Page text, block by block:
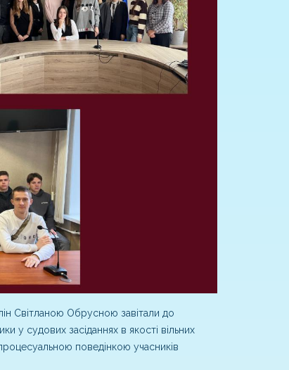
Світланою Обрусною завітали до
у судових засіданнях в якості вільних
поведінкою учасників